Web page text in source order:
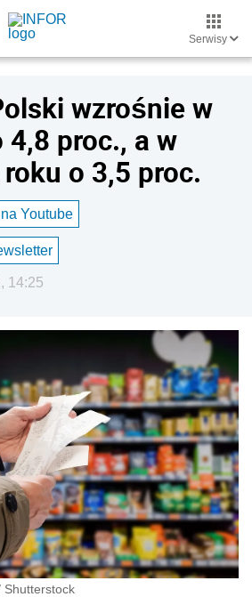
Serwisy
wzrośnie w
proc., a w
o 3,5 proc.
Youtube
14:25
Shutterstock